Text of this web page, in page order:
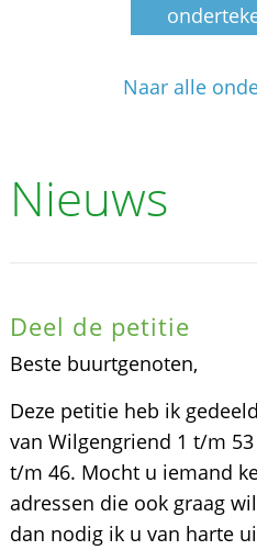
Naar alle
Nieuws
Deel de petitie
Beste buurtgenoten,
Deze petitie heb ik
van Wilgengriend 1 t/m
t/m 46. Mocht u iemand
adressen die ook graag
dan nodig ik u van harte